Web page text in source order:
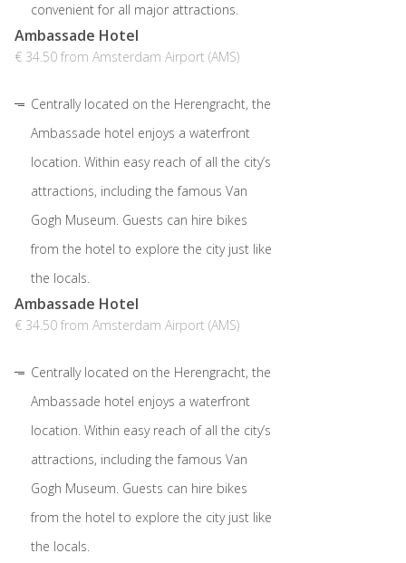
convenient for all major attractions.
Ambassade Hotel
€ 34.50 from Amsterdam Airport (AMS)
Centrally located on the Herengracht, the
Ambassade hotel enjoys a waterfront
location. Within easy reach of all the city’s
attractions, including the famous Van
Gogh Museum. Guests can hire bikes
from the hotel to explore the city just like
the locals.
Ambassade Hotel
€ 34.50 from Amsterdam Airport (AMS)
Centrally located on the Herengracht, the
Ambassade hotel enjoys a waterfront
location. Within easy reach of all the city’s
attractions, including the famous Van
Gogh Museum. Guests can hire bikes
from the hotel to explore the city just like
the locals.